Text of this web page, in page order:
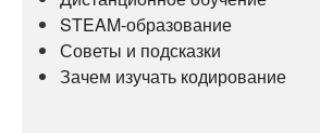
STEAM-образование
Советы и подсказки
Зачем изучать кодирование